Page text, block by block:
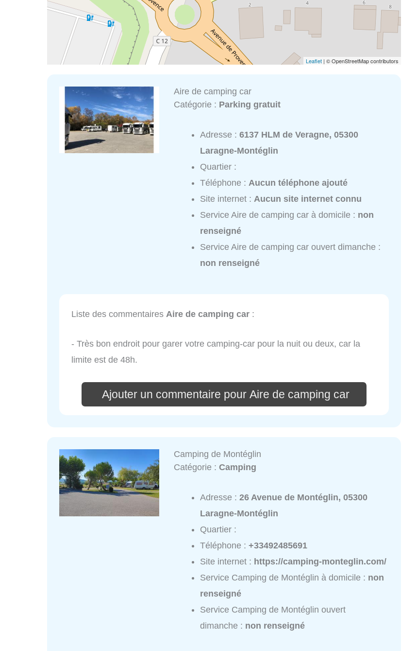
Leaflet | © OpenStreetMap contributors
Aire de camping car
Catégorie : Parking gratuit
Adresse :6137 HLM de Veragne, 05300
Laragne-Montéglin
Quartier :
Téléphone : Aucun téléphone ajouté
Site internet : Aucun site internet connu
Service Aire de camping car à domicile : non
renseigné
Service Aire de camping car ouvert dimanche :
non renseigné
Liste des commentaires Aire de camping car :
- Très bon endroit pour garer votre camping-car pour la nuit ou deux, car la
limite est de 48h.
Ajouter un commentaire pour Aire de camping car
Camping de Montéglin
Catégorie :Camping
Adresse :26 Avenue de Montéglin, 05300
Laragne-Montéglin
Quartier :
Téléphone :+33492485691
Site internet : https://camping-monteglin.com/
Service Camping de Montéglin à domicile : non
renseigné
Service Camping de Montéglin ouvert
dimanche : non renseigné